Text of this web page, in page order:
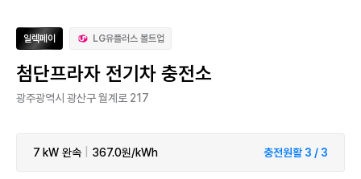
일렉페이 LG유플러스 볼트업
첨단프라자 전기차 충전소
광주광역시 광산구 월계로 217
7 kW 완속 367.0원/kWh 충전원활 3 / 3